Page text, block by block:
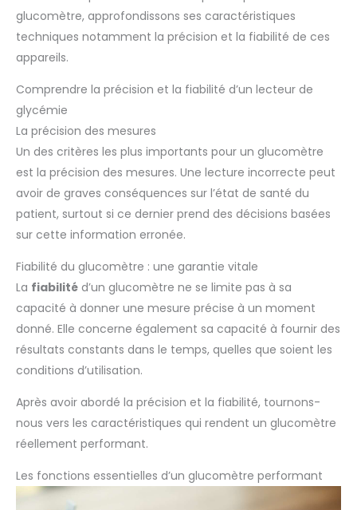
équipement de ponction. Pour chaque test, tu as besoin
d'une bandelette réactive que tu insères dans l'appareil et
que tu mouilles avec une minuscule goutte de sang de ton
doigt. Après quelques secondes, tes valeurs s'affichent sur
le compteur de cétones. ✔️ NOUS SOMMES LÀ POUR TOI : Go-
spécialisés, du coaching, des aliments cétogènes ultra-
purs et des lecteurs de cétonémie fiables et précis. SUCCÈS
: Rejoins notre super communauté Go-Keto FB ! CONFIANCE :
cofondatrice du European Keto Live Center. PROMESSE :
programme keto et à réussir ton régime cétogène, en toute
sécurité. Ne lâche rien!
glucomètre, approfondissons ses caractéristiques
techniques notamment la précision et la fiabilité de ces
appareils.
Comprendre la précision et la fiabilité d’un lecteur de
glycémie
La précision des mesures
Un des critères les plus importants pour un glucomètre
est la précision des mesures. Une lecture incorrecte peut
avoir de graves conséquences sur l’état de santé du
patient, surtout si ce dernier prend des décisions basées
sur cette information erronée.
Fiabilité du glucomètre : une garantie vitale
La fiabilité d’un glucomètre ne se limite pas à sa
capacité à donner une mesure précise à un moment
donné. Elle concerne également sa capacité à fournir des
résultats constants dans le temps, quelles que soient les
conditions d’utilisation.
Après avoir abordé la précision et la fiabilité, tournons-
nous vers les caractéristiques qui rendent un glucomètre
réellement performant.
Les fonctions essentielles d’un glucomètre performant